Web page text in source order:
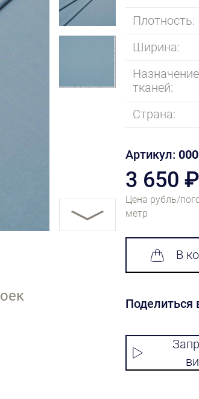
Плотность:
Ширина:
Назначение
тканей:
Страна:
Артикул:
3 650
Цена рубль/
метр
В
Поделиться